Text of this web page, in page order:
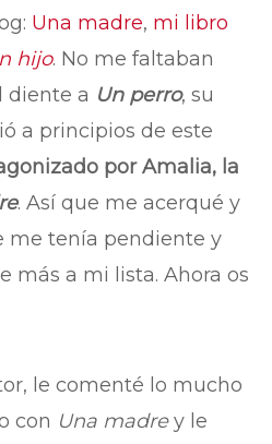
Una madre, mi libro
hijo. No me faltaban
diente a Un perro, su
a principios de este
por Amalia, la
. Así que me acerqué y
me tenía pendiente y
más a mi lista. Ahora os
le comenté lo mucho
con Una madrey le